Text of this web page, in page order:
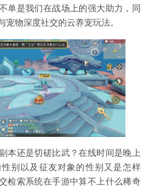
单是我们在战场上的强大助力，同
宠物深度社交的云养宠玩法。
还是切磋比武？在线时间是晚上
别以及征友对象的性别又是怎样
检索系统在手游中算不上什么稀奇